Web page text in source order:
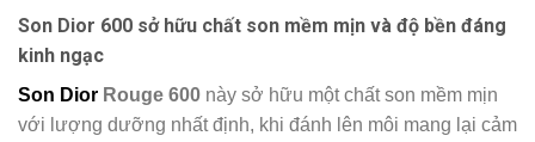
Son Dior 600 sở hữu chất son mềm mịn và độ bền đáng
kinh ngạc
Son Dior Rouge 600 này sở hữu một chất son mềm mịn
với lượng dưỡng nhất định, khi đánh lên môi mang lại cảm